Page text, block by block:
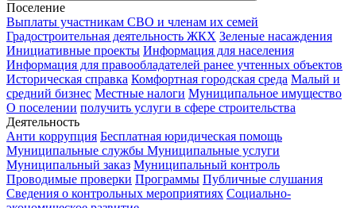
Поселение
Выплаты участникам СВО и членам их семей
Градостроительная деятельность ЖКХ Зеленые насаждения
Инициативные проекты Информация для населения
Информация для правообладателей ранее учтенных объектов
Историческая справка Комфортная городская среда Малый и
средний бизнес Местные налоги Муниципальное имущество
О поселении получить услуги в сфере строительства
Деятельность
Анти коррупция Бесплатная юридическая помощь
Муниципальные службы Муниципальные услуги
Муниципальный заказ Муниципальный контроль
Проводимые проверки Программы Публичные слушания
Сведения о контрольных мероприятиях Социально-